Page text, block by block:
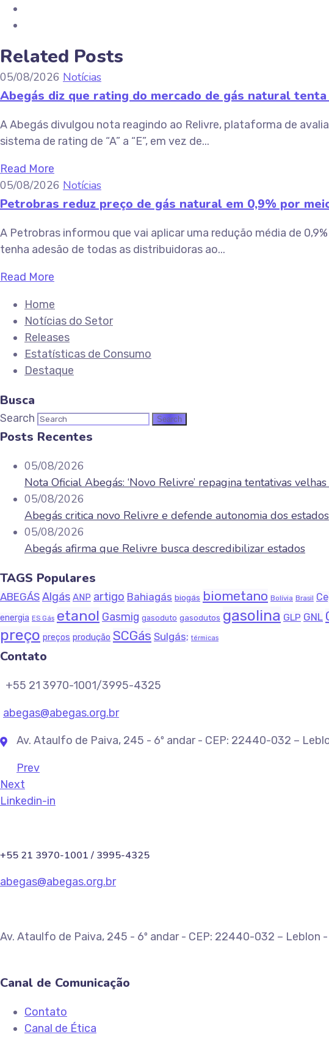
Related Posts
05/08/2026 Notícias
Abegás diz que rating do mercado de gás natural
A Abegás divulgou nota reagindo ao Relivre, plataforma de
sistema de rating de “A” a “E”, em vez de...
Read More
05/08/2026 Notícias
Petrobras reduz preço de gás natural em 0,9% por
A Petrobras informou que vai aplicar uma redução média de
tenha adesão de todas as distribuidoras ao...
Read More
Home
Notícias do Setor
Releases
Estatísticas de Consumo
Destaque
Busca
Search
Posts Recentes
05/08/2026
Nota Oficial Abegás: ‘Novo Relivre’ repagina tentativas
05/08/2026
Abegás critica novo Relivre e defende autonomia dos estados
05/08/2026
Abegás afirma que Relivre busca descredibilizar estados
TAGS Populares
ABEGÁS Algás ANP artigo Bahiagás biogás biometano Bolívia Brasil
energia ES Gás etanol Gasmig gasoduto gasodutos gasolina GLP GNL
preço preços produção SCGás Sulgás; térmicas
Contato
+55 21 3970-1001/3995-4325
abegas@abegas.org.br
Av. Ataulfo de Paiva, 245 - 6º andar - CEP: 22440-032 –
Prev
Next
Linkedin-in
+55 21 3970-1001 / 3995-4325
abegas@abegas.org.br
Av. Ataulfo de Paiva, 245 - 6º andar - CEP: 22440-032 – Leblon
Canal de Comunicação
Contato
Canal de Ética